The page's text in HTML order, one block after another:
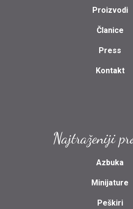
Proizvodi
Članice
Press
Kontakt
Najtraženiji
Azbuka
Minijature
Peškiri